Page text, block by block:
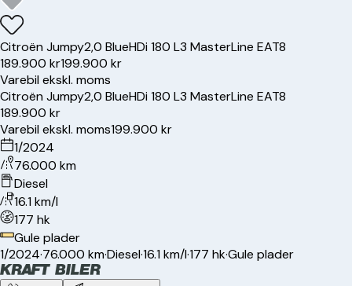
CitroënJumpy2,0 BlueHDi 180 L3 MasterLine EAT8
189.900 kr199.900 kr
Varebil ekskl. moms
CitroënJumpy2,0 BlueHDi 180 L3 MasterLine EAT8
189.900 kr
Varebil ekskl. moms199.900 kr
1/2024
76.000 km
Diesel
16.1 km/l
177 hk
Gule plader
1/2024·76.000 km·Diesel·16.1 km/l·177 hk·Gule plader